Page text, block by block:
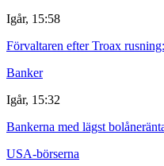
Igår, 15:58
Förvaltaren efter Troax
Banker
Igår, 15:32
Bankerna med lägst
USA-börserna